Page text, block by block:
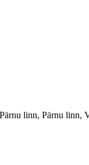
linn, Pärnu linn,